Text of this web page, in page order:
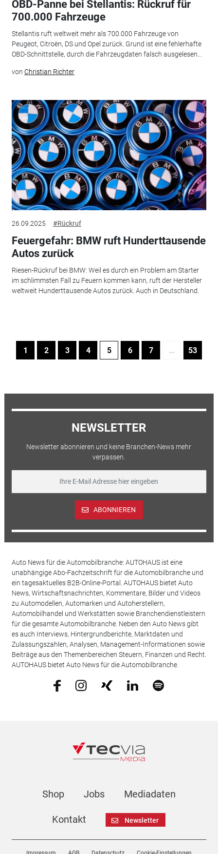
OBD-Panne bei Stellantis: Rückruf für
700.000 Fahrzeuge
Stellantis ruft weltweit mehr als 700.000 Fahrzeuge von
Peugeot, Citroën, DS und Opel zurück. Grund ist eine fehlerhafte
OBD-Schnittstelle, durch die Fahrzeugdaten falsch ausgelesen...
von Christian Richter
26.09.2025 #Rückruf
Feuergefahr: BMW ruft Hunderttausende
Autos zurück
Riesen-Rückruf bei BMW: Weil es durch ein Problem am Starter
im schlimmsten Fall zu Feuern kommen kann, ruft der Hersteller
weltweit Hunderttausende Autos zurück. Auch in Deutschland.
1 2 3 4 5 6 7 … 53
NEWSLETTER
Newsletter abonnieren und keine Branchen-News mehr
verpassen.
ABONNIEREN
Auto News für die Automobilbranche: AUTOHAUS ist eine
unabhängige Abo-Fachzeitschrift für die Automobilbranche und
ein tagesaktuelles B2B-Online-Portal. AUTOHAUS bietet Auto
News, Wirtschaftsnachrichten, Kommentare, Bilder und Videos
zu Automodellen, Automarken und Autoherstellern,
Automobilhandel und Werkstätten sowie Branchendienstleistern
für die gesamte Automobilbranche. Neben den Auto News gibt
es auch Interviews, Hintergrundberichte, Marktdaten und
Zulassungszahlen, Analysen, Management-Informationen sowie
Beiträge aus den Themenbereichen Steuern, Finanzen und Recht.
AUTOHAUS bietet Auto News für die Automobilbranche.
Shop Jobs Mediadaten
Kontakt Newsletter